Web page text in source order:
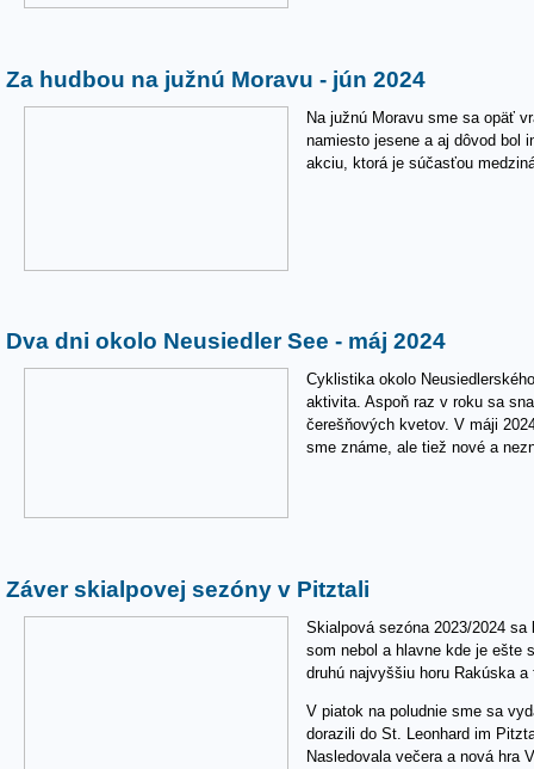
Za hudbou na južnú Moravu - jún 2024
Na južnú Moravu sme sa opäť
namiesto jesene a aj dôvod bol
akciu, ktorá je súčasťou
Dva dni okolo Neusiedler See - máj 2024
Cyklistika okolo
aktivita. Aspoň raz v roku sa
čerešňových kvetov. V máji
sme známe, ale tiež nové a
Záver skialpovej sezóny v Pitztali
Skialpová sezóna 2023/2024
som nebol a hlavne kde je ešte
druhú najvyššiu horu Rakúska
V piatok na poludnie sme sa
dorazili do St. Leonhard im
Nasledovala večera a nová hra